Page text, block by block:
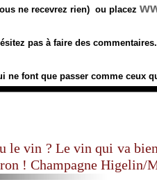
ne recevrez rien) ou placez
pas à faire des commentaires.
ne font que passer comme ceux
le vin ? Le vin qui va
! Champagne Higelin/